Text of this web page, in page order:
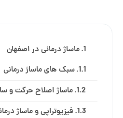
ماساژ درمانی در اصفهان
سبک های ماساژ درمانی
ماساژ اصلاح حرکت و
فیزیوتراپی و ماساژ